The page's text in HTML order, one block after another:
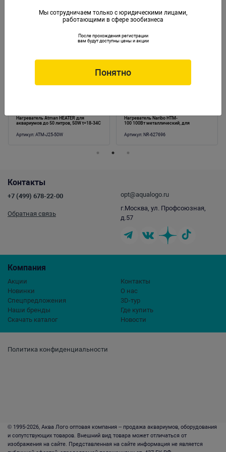
Аналогичные товары
Нагреватель Atman HEATER для
аквариумов до 50 литров, 50W t=18-34C
Артикул: ATM-J25-50W
Нагреватель Naribo HTM-
100 100Вт металлический, для
Артикул: NR-627696
Политика конфиденциальности
Компания
Акции
Новинки
Спецпредложения
Наши бренды
Скачать каталог
Контакты
О нас
3D-тур
Где купить
Новости
Контакты
+7 (499) 678-22-00
Обратная связь
opt@aqualogo.ru
г.Москва, ул. Профсоюзная,
д.57
© 1995-2026, Аква Лого оптовая компания – продажа аквариумов, оборудования
и сопутствующих товаров. Внешний вид товара может отличаться от
изображения на сайте. Представленная на сайте информация не является
Мы сотрудничаем только с юридическими лицами,
работающими в сфере зообизнеса
После прохождения регистрации
вам будут доступны цены и акции
Понятно